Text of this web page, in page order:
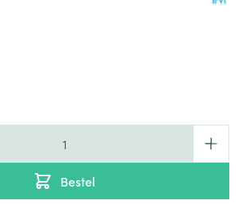
Bestel